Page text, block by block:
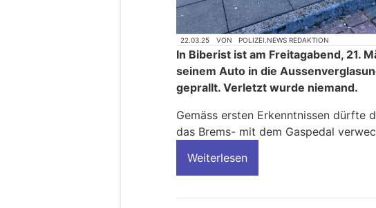
22.03.25 VON POLIZEI.NEWS REDAKTION
In Biberist ist am Freitagabend, 21.
seinem Auto in die
geprallt. Verletzt wurde niemand.
Gemäss ersten Erkenntnissen dürfte
das Brems- mit dem Gaspedal
Weiterlesen